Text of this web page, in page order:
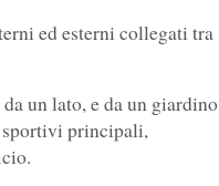
ed esterni collegati tra
un lato, e da un giardino
sportivi principali,